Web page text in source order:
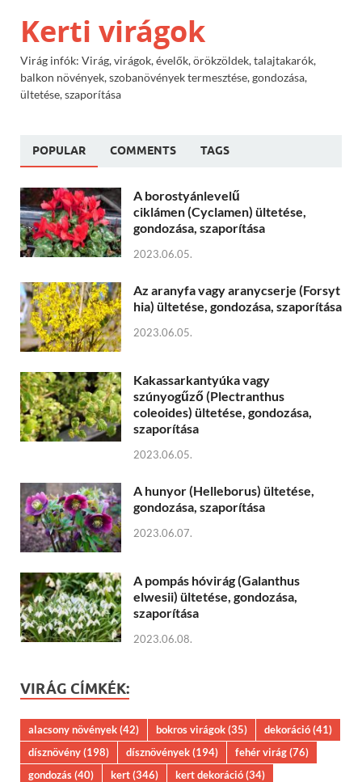
Kerti virágok
Virág infók: Virág, virágok, évelők, örökzöldek, talajtakarók,
balkon növények, szobanövények termesztése, gondozása,
ültetése, szaporítása
POPULAR COMMENTS TAGS
A borostyánlevelű
ciklámen (Cyclamen) ültetése,
gondozása, szaporítása
2023.06.05.
Az aranyfa vagy aranycserje (Forsyt
hia) ültetése, gondozása, szaporítása
2023.06.05.
Kakassarkantyúka vagy
szúnyogűző (Plectranthus
coleoides) ültetése, gondozása,
szaporítása
2023.06.05.
A hunyor (Helleborus) ültetése,
gondozása, szaporítása
2023.06.07.
A pompás hóvirág (Galanthus
elwesii) ültetése, gondozása,
szaporítása
2023.06.08.
VIRÁG CÍMKÉK:
alacsony növények(42) bokros virágok(35) dekoráció(41)
dísznövény(198) dísznövények(194) fehér virág(76)
gondozás(40) kert(346) kert dekoráció(34)